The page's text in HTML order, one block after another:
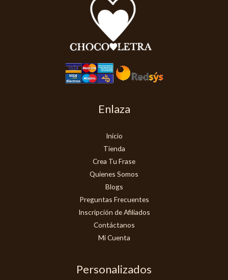
Enlaza
Inicio
Tienda
Crea Tu Frase
Quienes Somos
Blogs
Preguntas Frecuentes
Inscripción de Afiliados
Contáctanos
Mi Cuenta
Personalizados